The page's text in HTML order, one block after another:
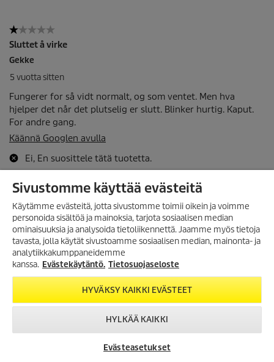
Sivustomme käyttää evästeitä
Käytämme evästeitä, jotta sivustomme toimii oikein ja voimme
personoida sisältöä ja mainoksia, tarjota sosiaalisen median
ominaisuuksia ja analysoida tietoliikennettä. Jaamme myös tietoja
tavasta, jolla käytät sivustoamme sosiaalisen median, mainonta- ja
analytiikkakumppaneidemme
kanssa. Evästekäytäntö. Tietosuojaseloste
HYVÄKSY KAIKKI EVÄSTEET
HYLKÄÄ KAIKKI
Evästeasetukset